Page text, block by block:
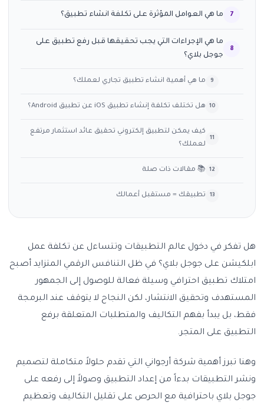
ما هي العوامل المؤثرة على تكلفة انشاء تطبيق؟
ما هي الإجراءات التي يجب تحقيقها قبل رفع تطبيق على
جوجل بلاي؟
ما هي أهمية انشاء تطبيق تجاري لعملك؟
هل تختلف تكلفة إنشاء تطبيق iOS عن تطبيق Android؟
كيف يمكن لتطبيق إلكتروني تحقيق عائد استثمار مرتفع
لعملك؟
📚 مقالات ذات صلة
تطبيقك = مستقبل أعمالك
هل تفكر في دخول عالم التطبيقات وتتساءل عن تكلفة عمل
ابلكيشن على جوجل بلاي؟ في ظل التنافس الرقمي المتزايد أصبح
امتلاك تطبيق احترافي وسيلة فعالة للوصول إلى الجمهور
المستهدف وتحقيق الانتشار، لكن النجاح لا يتوقف عند البرمجة
فقط، بل يبدأ بفهم التكاليف والمتطلبات المتعلقة برفع
التطبيق على المتجر.
وهنا تبرز أهمية شركة أرجواني التي تقدم حلولاً متكاملة لتصميم
ونشر التطبيقات بدءاً من إعداد التطبيق وصولاً إلى رفعه على
جوجل بلاي باحترافية مع الحرص على تقليل التكاليف وتعظيم